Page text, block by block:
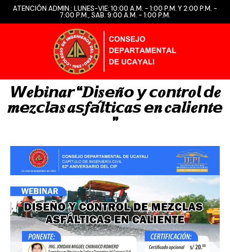
ATENCIÓN ADMIN.: LUNES-VIE: 10:00 A.M. - 1:00 P.M. Y 2:00 P.M. -
7:00 P.M., SAB. 9:00 A.M. - 1:00 P.M.
𝙒𝒆𝙗𝒊𝙣𝒂𝙧 “𝑫𝙞𝒔𝙚𝒏̃𝙤 𝙮 𝙘𝒐𝙣𝒕𝙧𝒐𝙡 𝙙𝒆
𝒎𝙚𝒛𝙘𝒍𝙖𝒔 𝒂𝙨𝒇𝙖́𝒍𝙩𝒊𝙘𝒂𝙨 𝙚𝒏 𝒄𝙖𝒍𝙞𝒆𝙣𝒕𝙚
”